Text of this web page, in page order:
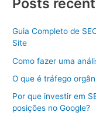
Guia Completo de
Site
Como fazer uma
O que é tráfego
Por que investir em
posições no Google?